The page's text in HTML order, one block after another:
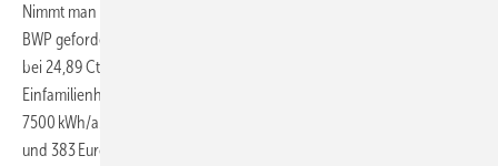
Nimmt man einen Strompreis von 30 Ct/kWh an, liegt er nach der vom
BWP geforderten Entlastung bei einer auf 7 % gesenkten Umsatzsteuer
bei 24,89 Ct/kWh. Der Stromverbrauch einer Wärmepumpe im
Einfamilienhaus liegt in einem typischen Bereich von 4500 bis
7500 kWh/a. Daraus ergibt sich ein Entlastungsbetrag zwischen 230
und 383 Euro/a. Würde nur die Absenkung der Stromsteuer realisiert,